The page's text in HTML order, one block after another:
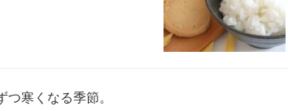
寒くなる季節。